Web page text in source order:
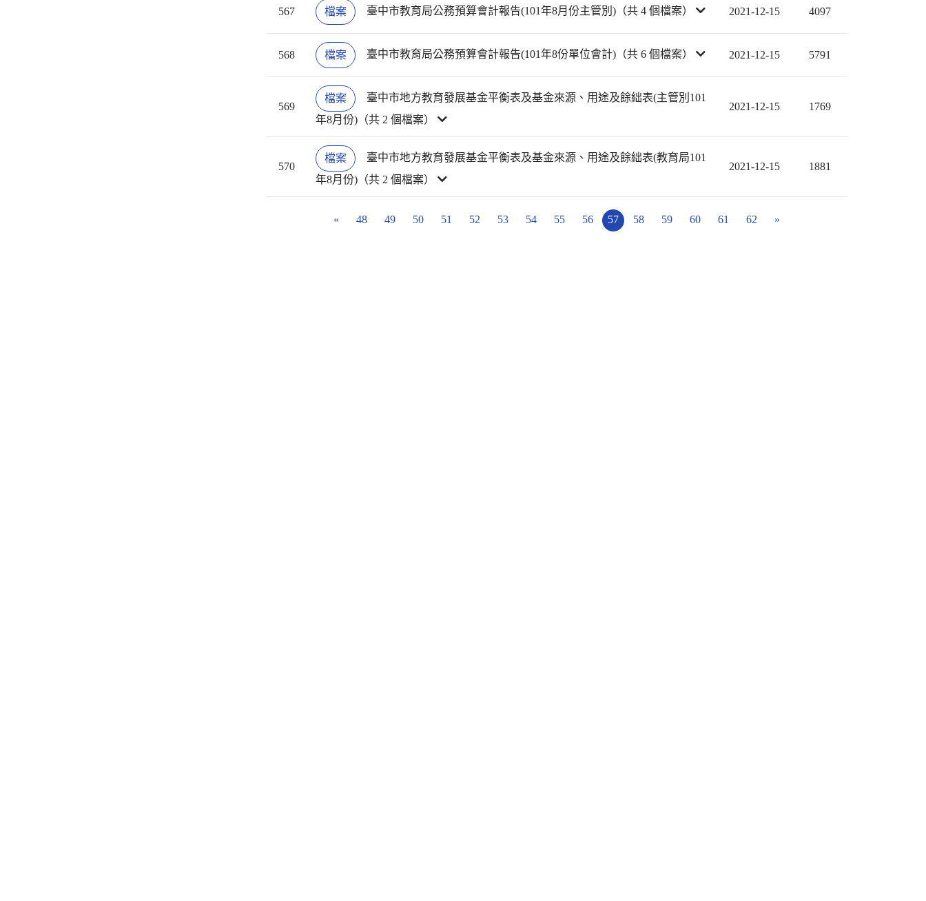
567 檔案 臺中市教育局公務預算會計報告(101年8月份主管別)（共 4 個檔案） 2021-12-15 4097
568 檔案 臺中市教育局公務預算會計報告(101年8份單位會計)（共 6 個檔案） 2021-12-15 5791
569
檔案
臺中市地方教育發展基金平衡表及基金來源、用途及餘絀表(主管別101
年8月份)（共 2 個檔案）
2021-12-15 1769
570
檔案
臺中市地方教育發展基金平衡表及基金來源、用途及餘絀表(教育局101
年8月份)（共 2 個檔案）
2021-12-15 1881
« 48 49 50 51 52 53 54 55 56 57 58 59 60 61 62 »